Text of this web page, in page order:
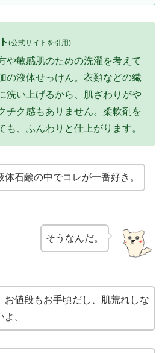
(公式サイトを引用)
や敏感肌のための洗濯を考えて
の液体せっけん。衣類などの繊
洗い上げるから、肌ざわりがや
チク感もありません。柔軟剤を
も、ふんわりと仕上がります。
体石鹸の中でコレが一番好き。
そうなんだ。
お値段もお手頃だし、肌荒れしな
。